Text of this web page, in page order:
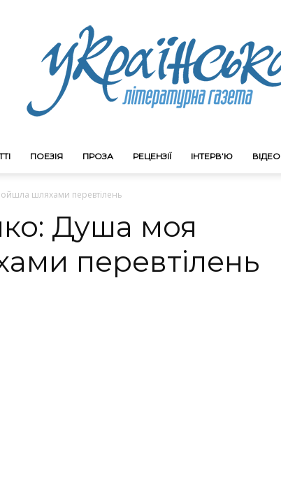
ПОЕЗІЯ ПРОЗА РЕЦЕНЗІЇ ІНТЕРВ’Ю ВІДЕО
шляхами перевтілень
Душа моя
перевтілень